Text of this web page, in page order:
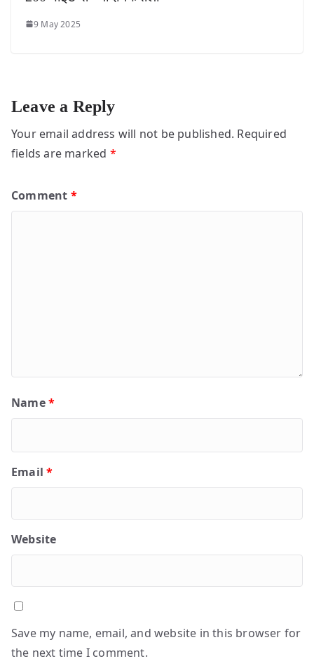
9 May 2025
Leave a Reply
Your email address will not be published. Required
fields are marked *
Comment *
Name*
Email*
Website
Save my name, email, and website in this browser for
the next time I comment.